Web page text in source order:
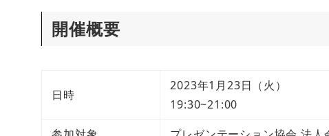
開催概要
日時
2023年1月23日（火）
19:30~21:00